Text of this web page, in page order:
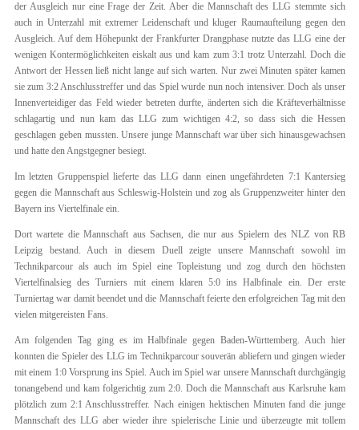
der Ausgleich nur eine Frage der Zeit. Aber die Mannschaft des LLG stemmte sich
auch in Unterzahl mit extremer Leidenschaft und kluger Raumaufteilung gegen den
Ausgleich. Auf dem Höhepunkt der Frankfurter Drangphase nutzte das LLG eine der
wenigen Kontermöglichkeiten eiskalt aus und kam zum 3:1 trotz Unterzahl. Doch die
Antwort der Hessen ließ nicht lange auf sich warten. Nur zwei Minuten später kamen
sie zum 3:2 Anschlusstreffer und das Spiel wurde nun noch intensiver. Doch als unser
Innenverteidiger das Feld wieder betreten durfte, änderten sich die Kräfteverhältnisse
schlagartig und nun kam das LLG zum wichtigen 4:2, so dass sich die Hessen
geschlagen geben mussten. Unsere junge Mannschaft war über sich hinausgewachsen
und hatte den Angstgegner besiegt.
Im letzten Gruppenspiel lieferte das LLG dann einen ungefährdeten 7:1 Kantersieg
gegen die Mannschaft aus Schleswig-Holstein und zog als Gruppenzweiter hinter den
Bayern ins Viertelfinale ein.
Dort wartete die Mannschaft aus Sachsen, die nur aus Spielern des NLZ von RB
Leipzig bestand. Auch in diesem Duell zeigte unsere Mannschaft sowohl im
Technikparcour als auch im Spiel eine Topleistung und zog durch den höchsten
Viertelfinalsieg des Turniers mit einem klaren 5:0 ins Halbfinale ein. Der erste
Turniertag war damit beendet und die Mannschaft feierte den erfolgreichen Tag mit den
vielen mitgereisten Fans.
Am folgenden Tag ging es im Halbfinale gegen Baden-Württemberg. Auch hier
konnten die Spieler des LLG im Technikparcour souverän abliefern und gingen wieder
mit einem 1:0 Vorsprung ins Spiel. Auch im Spiel war unsere Mannschaft durchgängig
tonangebend und kam folgerichtig zum 2:0. Doch die Mannschaft aus Karlsruhe kam
plötzlich zum 2:1 Anschlusstreffer. Nach einigen hektischen Minuten fand die junge
Mannschaft des LLG aber wieder ihre spielerische Linie und überzeugte mit tollem